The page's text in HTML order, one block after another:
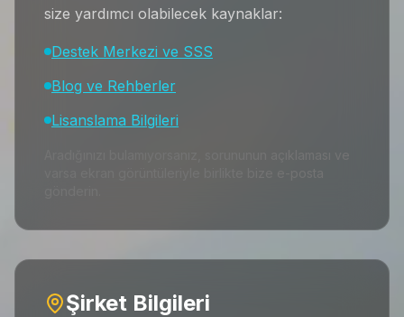
size yardımcı olabilecek kaynaklar:
Destek Merkezi ve SSS
Blog ve Rehberler
Lisanslama Bilgileri
Şirket Bilgileri